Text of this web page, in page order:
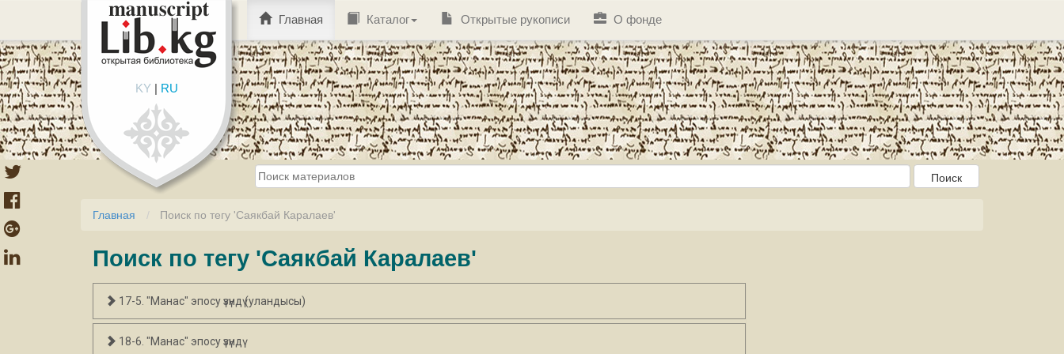
KY| RU
Главная Каталог Открытые рукописи О фонде
Главная Поиск по тегу 'Саякбай Каралаев'
Поиск по тегу 'Саякбай Каралаев'
17-5. "Манас" эпосу үзүндү (уландысы)
18-6. "Манас" эпосу үзүндү